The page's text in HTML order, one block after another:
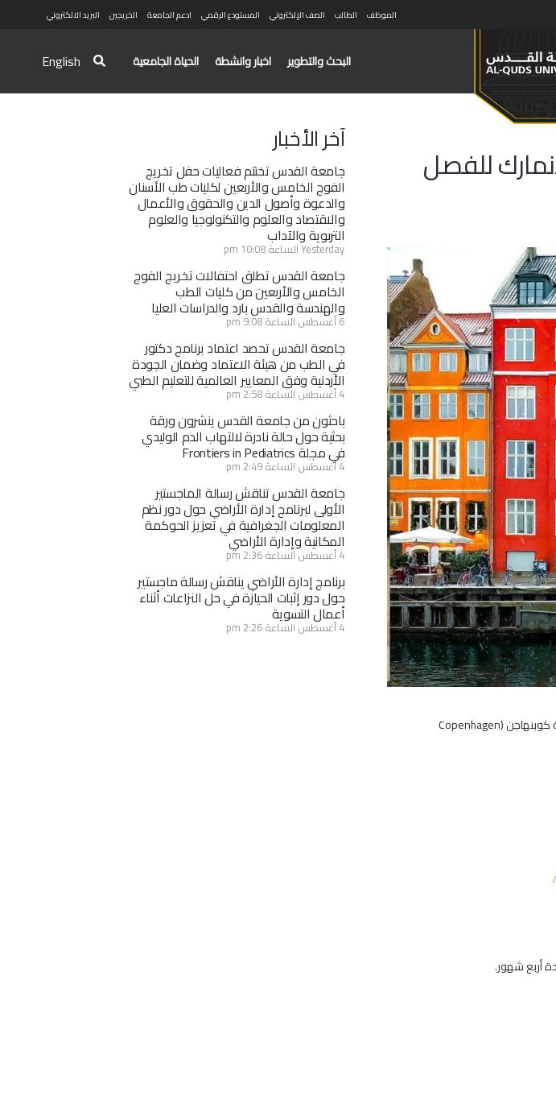
الموظف الطالب الصف الإلكتروني المستودع الرقمي ادعم الجامعة الخريجين البريد الالكتروني
البحث والتطوير اخبار وانشطة الحياة الجامعية English
برنامج التبادل الطلابي مع جامعة كوبنهاجن في الدنمارك‎‎ للفصل
نود اعلامكم عن توفر برنامج التبادل الطلابي للفصل الدراسي الأول من العام الأكاديمي 2023/2024 مع جامعة كوبنهاجن (Copenhagen
آخر الأخبار
جامعة القدس تختتم فعاليات حفل تخريج
الفوج الخامس والأربعين لكليات طب الأسنان
والدعوة وأصول الدين والحقوق والأعمال
والاقتصاد والعلوم والتكنولوجيا والعلوم
التربوية والآداب
Yesterday الساعة 10:08 pm
جامعة القدس تطلق احتفالات تخريج الفوج
الخامس والأربعين من كليات الطب
والهندسة والقدس بارد والدراسات العليا
6 أغسطس الساعة 9:08 pm
جامعة القدس تحصد اعتماد برنامج دكتور
في الطب من هيئة الاعتماد وضمان الجودة
الأردنية وفق المعايير العالمية للتعليم الطبي
4 أغسطس الساعة 2:58 pm
باحثون من جامعة القدس ينشرون ورقة
بحثية حول حالة نادرة لالتهاب الدم الوليدي
في مجلة Frontiers in Pediatrics
4 أغسطس الساعة 2:49 pm
جامعة القدس تناقش رسالة الماجستير
الأولى لبرنامج إدارة الأراضي حول دور نظم
المعلومات الجغرافية في تعزيز الحوكمة
المكانية وإدارة الأراضي
4 أغسطس الساعة 2:36 pm
برنامج إدارة الأراضي يناقش رسالة ماجستير
حول دور إثبات الحيازة في حل النزاعات أثناء
أعمال التسوية
4 أغسطس الساعة 2:26 pm